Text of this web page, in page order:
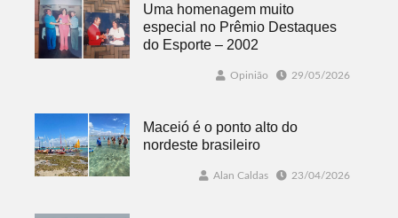
Uma homenagem muito
especial no Prêmio Destaques
do Esporte – 2002
Opinião 29/05/2026
Maceió é o ponto alto do
nordeste brasileiro
Alan Caldas 23/04/2026